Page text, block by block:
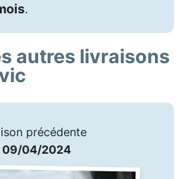
.
autres livraisons
précédente
09/04/2024